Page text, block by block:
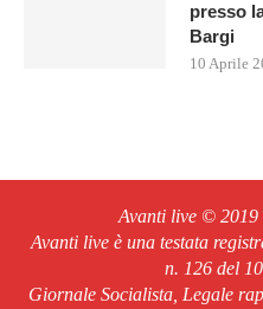
presso
Bargi
10 Aprile
Avanti live © 2019
Avanti live è una testata
n. 126 del
Giornale Socialista, Legale